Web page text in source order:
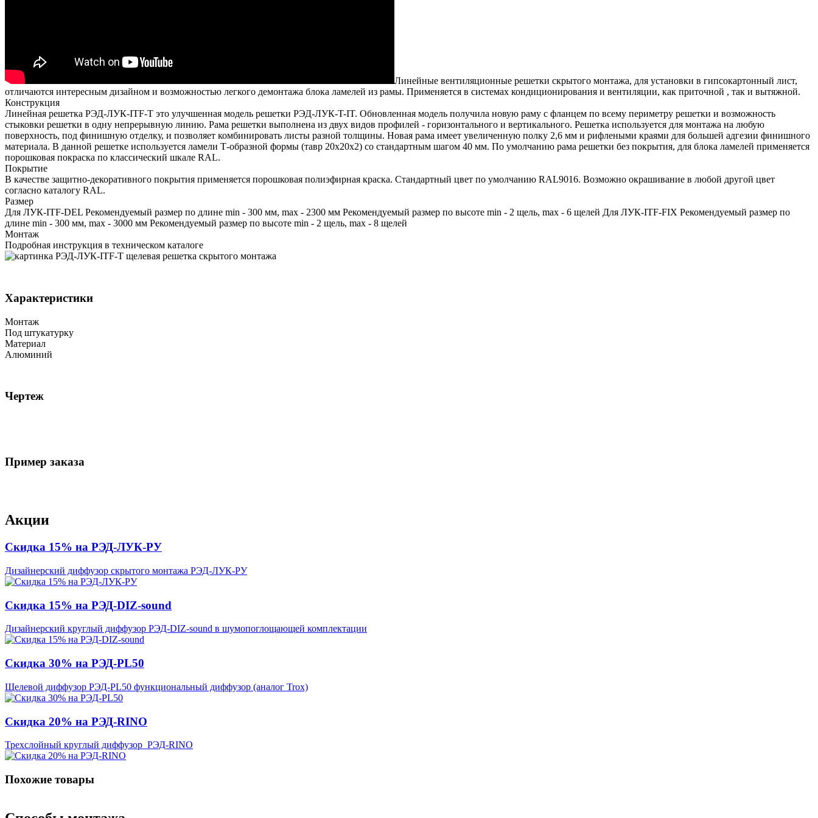
Линейные вентиляционные решетки скрытого монтажа, для установки в гипсокартонный лист,
отличаются интересным дизайном и возможностью легкого демонтажа блока ламелей из рамы. Применяется в системах кондиционирования и вентиляции, как приточной , так и вытяжной.
Конструкция
Линейная решетка РЭД-ЛУК-ITF-T это улучшенная модель решетки РЭД-ЛУК-T-IT. Обновленная модель получила новую раму с фланцем по всему периметру решетки и возможность
стыковки решетки в одну непрерывную линию. Рама решетки выполнена из двух видов профилей - горизонтального и вертикального. Решетка используется для монтажа на любую
поверхность, под финишную отделку, и позволяет комбинировать листы разной толщины. Новая рама имеет увеличенную полку 2,6 мм и рифлеными краями для большей адгезии финишного
материала. В данной решетке используется ламели Т-образной формы (тавр 20х20х2) со стандартным шагом 40 мм. По умолчанию рама решетки без покрытия, для блока ламелей применяется
порошковая покраска по классический шкале RAL.
Покрытие
В качестве защитно-декоративного покрытия применяется порошковая полиэфирная краска. Стандартный цвет по умолчанию RAL9016. Возможно окрашивание в любой другой цвет
согласно каталогу RAL.
Размер
Для ЛУК-ITF-DEL Рекомендуемый размер по длине min - 300 мм, max - 2300 мм Рекомендуемый размер по высоте min - 2 щель, max - 6 щелей Для ЛУК-ITF-FIX Рекомендуемый размер по
длине min - 300 мм, max - 3000 мм Рекомендуемый размер по высоте min - 2 щель, max - 8 щелей
Монтаж
Подробная инструкция в техническом каталоге
Характеристики
Монтаж
Под штукатурку
Материал
Алюминий
Чертеж
Пример заказа
Акции
Скидка 15% на РЭД-ЛУК-РУ
Дизайнерский диффузор скрытого монтажа РЭД-ЛУК-РУ
Скидка 15% на РЭД-DIZ-sound
Дизайнерский круглый диффузор РЭД-DIZ-sound в шумопоглощающей комплектации
Скидка 30% на РЭД-PL50
Щелевой диффузор РЭД-PL50 функциональный диффузор (аналог Trox)
Скидка 20% на РЭД-RINO
Трехслойный круглый диффузор РЭД-RINO
Похожие товары